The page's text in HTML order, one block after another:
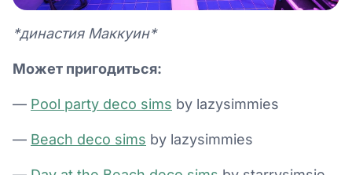
*династия Маккуин*
Может пригодиться:
— Pool party deco sims by lazysimmies
— Beach deco sims by lazysimmies